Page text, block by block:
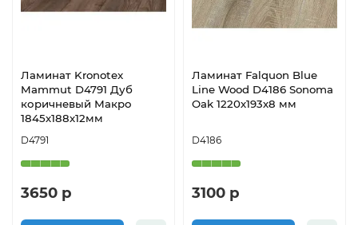
Ламинат Kronotex
Mammut D4791 Дуб
коричневый Макро
1845х188х12мм
D4791
3650 р
Ламинат Falquon Blue
Line Wood D4186 Sonoma
Oak 1220х193х8 мм
D4186
3100 р